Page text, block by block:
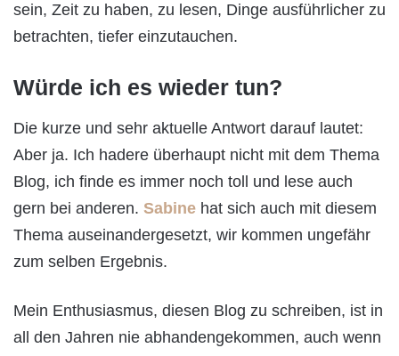
sein, Zeit zu haben, zu lesen, Dinge ausführlicher zu
betrachten, tiefer einzutauchen.
Würde ich es wieder tun?
Die kurze und sehr aktuelle Antwort darauf lautet:
Aber ja. Ich hadere überhaupt nicht mit dem Thema
Blog, ich finde es immer noch toll und lese auch
gern bei anderen. Sabine hat sich auch mit diesem
Thema auseinandergesetzt, wir kommen ungefähr
zum selben Ergebnis.
Mein Enthusiasmus, diesen Blog zu schreiben, ist in
all den Jahren nie abhandengekommen, auch wenn